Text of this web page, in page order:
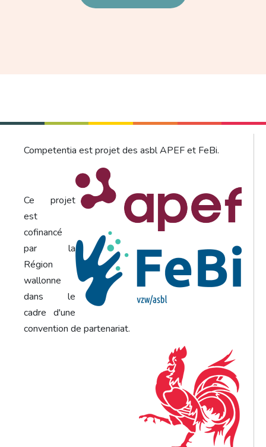
Competentia est projet des asbl APEF et FeBi.
Ce projet
est
cofinancé
par la
Région
wallonne
dans le
cadre d'une
convention de partenariat.